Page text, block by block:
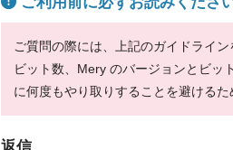
ご質問の際には、上記のガイドライ
ビット数、Mery のバージョンとビッ
に何度もやり取りすることを避ける